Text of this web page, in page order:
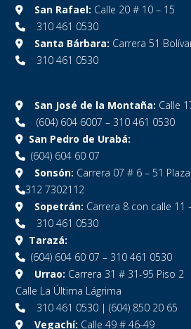
San Rafael: Calle 20 # 10 – 15
310 461 0530
Santa Bárbara: Carrera 51
310 461 0530
San José de la Montaña: Calle
(604) 604 6007 – 310 461 0530
San Pedro de Urabá:
(604) 604 60 07
Sonsón: Carrera 07 # 6 – 51
312 7302112
Sopetrán: Carrera 8 con calle 11
310 461 0530
Tarazá:
(604) 604 60 07 – 310 461 0530
Urrao: Carrera 31 # 31-95 Piso 2
Calle La Última Lágrima
310 461 0530 | (604) 850 20 65
Vegachí: Calle 49 # 46-49